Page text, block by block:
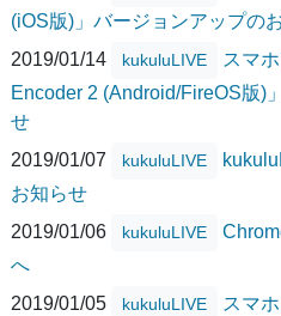
(iOS版)」バージョンアップの
2019/01/14
kukuluLIVE
スマ
Encoder 2 (Android/FireOS版)
せ
2019/01/07
kukuluLIVE
お知らせ
2019/01/06
kukuluLIVE
へ
2019/01/05
kukuluLIVE
スマ